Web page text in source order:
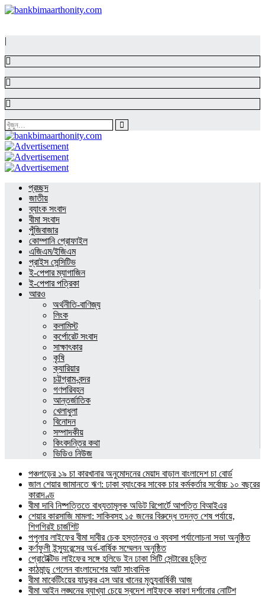
|
প্রচ্ছদ
জাতীয়
ব্যাংক সংবাদ
বীমা সংবাদ
পুঁজিবাজার
কোম্পানি প্রোফাইল
এজিএম/ইজিএম
প্রাইস সেন্সিটিভ
ই-পেপার ম্যাগাজিন
ই-পেপার পত্রিকা
আরও
অর্থনীতি-বাণিজ্য
লিংক
কলামিস্ট
কর্পোরেট সংবাদ
সাক্ষাৎকার
কৃষি
ক্যারিয়ার
চট্টগ্রাম-বন্দর
গণপরিবহন
আন্তর্জাতিক
খেলাধুলা
বিনোদন
সম্পাদকীয়
কিংবদন্তির কথা
ভিডিও নিউজ
পঞ্চগড়ের ১৯ চা কারখানার অনুমোদনের মেয়াদ বাড়াল বাংলাদেশ চা বোর্ড
জাল শেয়ার জামানতে ঋণ: ঢাকা ব্যাংকের সাবেক চার কর্মকর্তার সর্বোচ্চ ১০ বছরের
কারাদণ্ড
বীমা দাবি নিষ্পত্তিতে বাধ্যতামূলক অডিট রিপোর্টে আপত্তি বিআইএর
শেয়ার কারসাজি মামলা: সাকিবসহ ১৫ জনের বিরুদ্ধে তদন্ত শেষ পর্যায়ে,
শিগগিরই চার্জশিট
পপুলার লাইফের বীমা দাবীর চেক হস্তান্তর ও ব্যবসা পর্যালোচনা সভা অনুষ্ঠিত
কর্ণফুলী ইন্স্যুরেন্সের অর্ধ-বার্ষিক সম্মেলন অনুষ্ঠিত
প্রোটেক্টিভ লাইফের সঙ্গে হলিডে ইন ঢাকা সিটি সেন্টারের চুক্তি
কাঠমান্ডু গেলেন বাংলাদেশের আট সাংবাদিক
বীমা মার্কেটিংয়ের যাদুকর এস আর খানের মৃত্যুবার্ষিকী আজ
বীমা আইন লঙ্ঘনের ব্যাখ্যা চেয়ে স্বদেশ লাইফকে কারণ দর্শানোর নোটিশ